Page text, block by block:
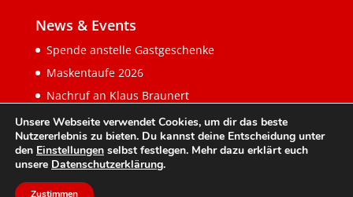
News & Events
Spende anstelle Gastgeschenke
Maskentaufe 2026
Nachruf an Klaus Braunert
Unsere Webseite verwendet Cookies, um dir das beste
Nutzererlebnis zu bieten. Du kannst deine Entscheidung unter
den Einstellungen selbst festlegen. Mehr dazu erklärt euch
unsere Datenschutzerklärung.
Zustimmen